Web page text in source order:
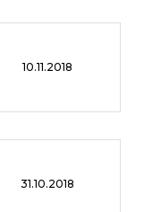
10.11.2018
31.10.2018